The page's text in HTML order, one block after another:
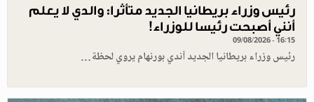
رئيس وزراء بريطانيا الجديد متأثرا: والدي لا يعلم
أنني أصبحت رئيسا للوزراء!
09/08/2026 - 16:15
رئيس وزراء بريطانيا الجديد آندي بورنهام يروي لحظة…